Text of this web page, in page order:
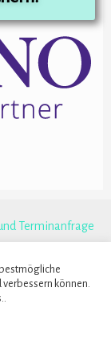
Terminanfrage
von Charlotte Stegen i. d. R.
können.